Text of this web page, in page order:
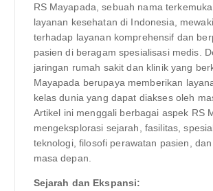
RS Mayapada, sebuah nama
layanan kesehatan di Indonesia,
terhadap layanan komprehensif dan
pasien di beragam spesialisasi medis.
jaringan rumah sakit dan klinik yang
Mayapada berupaya memberikan
kelas dunia yang dapat diakses oleh
Artikel ini menggali berbagai aspek RS
mengeksplorasi sejarah, fasilitas,
teknologi, filosofi perawatan pasien,
masa depan.
Sejarah dan Ekspansi: